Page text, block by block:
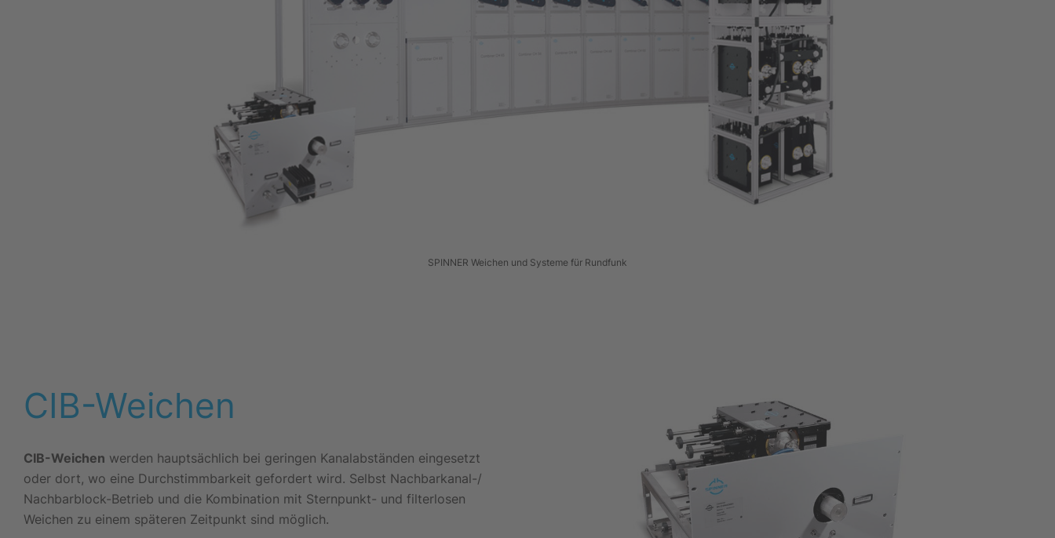
SPINNER Weichen und Systeme für Rundfunk
CIB-Weichen
CIB-Weichen werden hauptsächlich bei geringen Kanalabständen eingesetzt
oder dort, wo eine Durchstimmbarkeit gefordert wird. Selbst Nachbarkanal-/
Nachbarblock-Betrieb und die Kombination mit Sternpunkt- und filterlosen
Weichen zu einem späteren Zeitpunkt sind möglich.